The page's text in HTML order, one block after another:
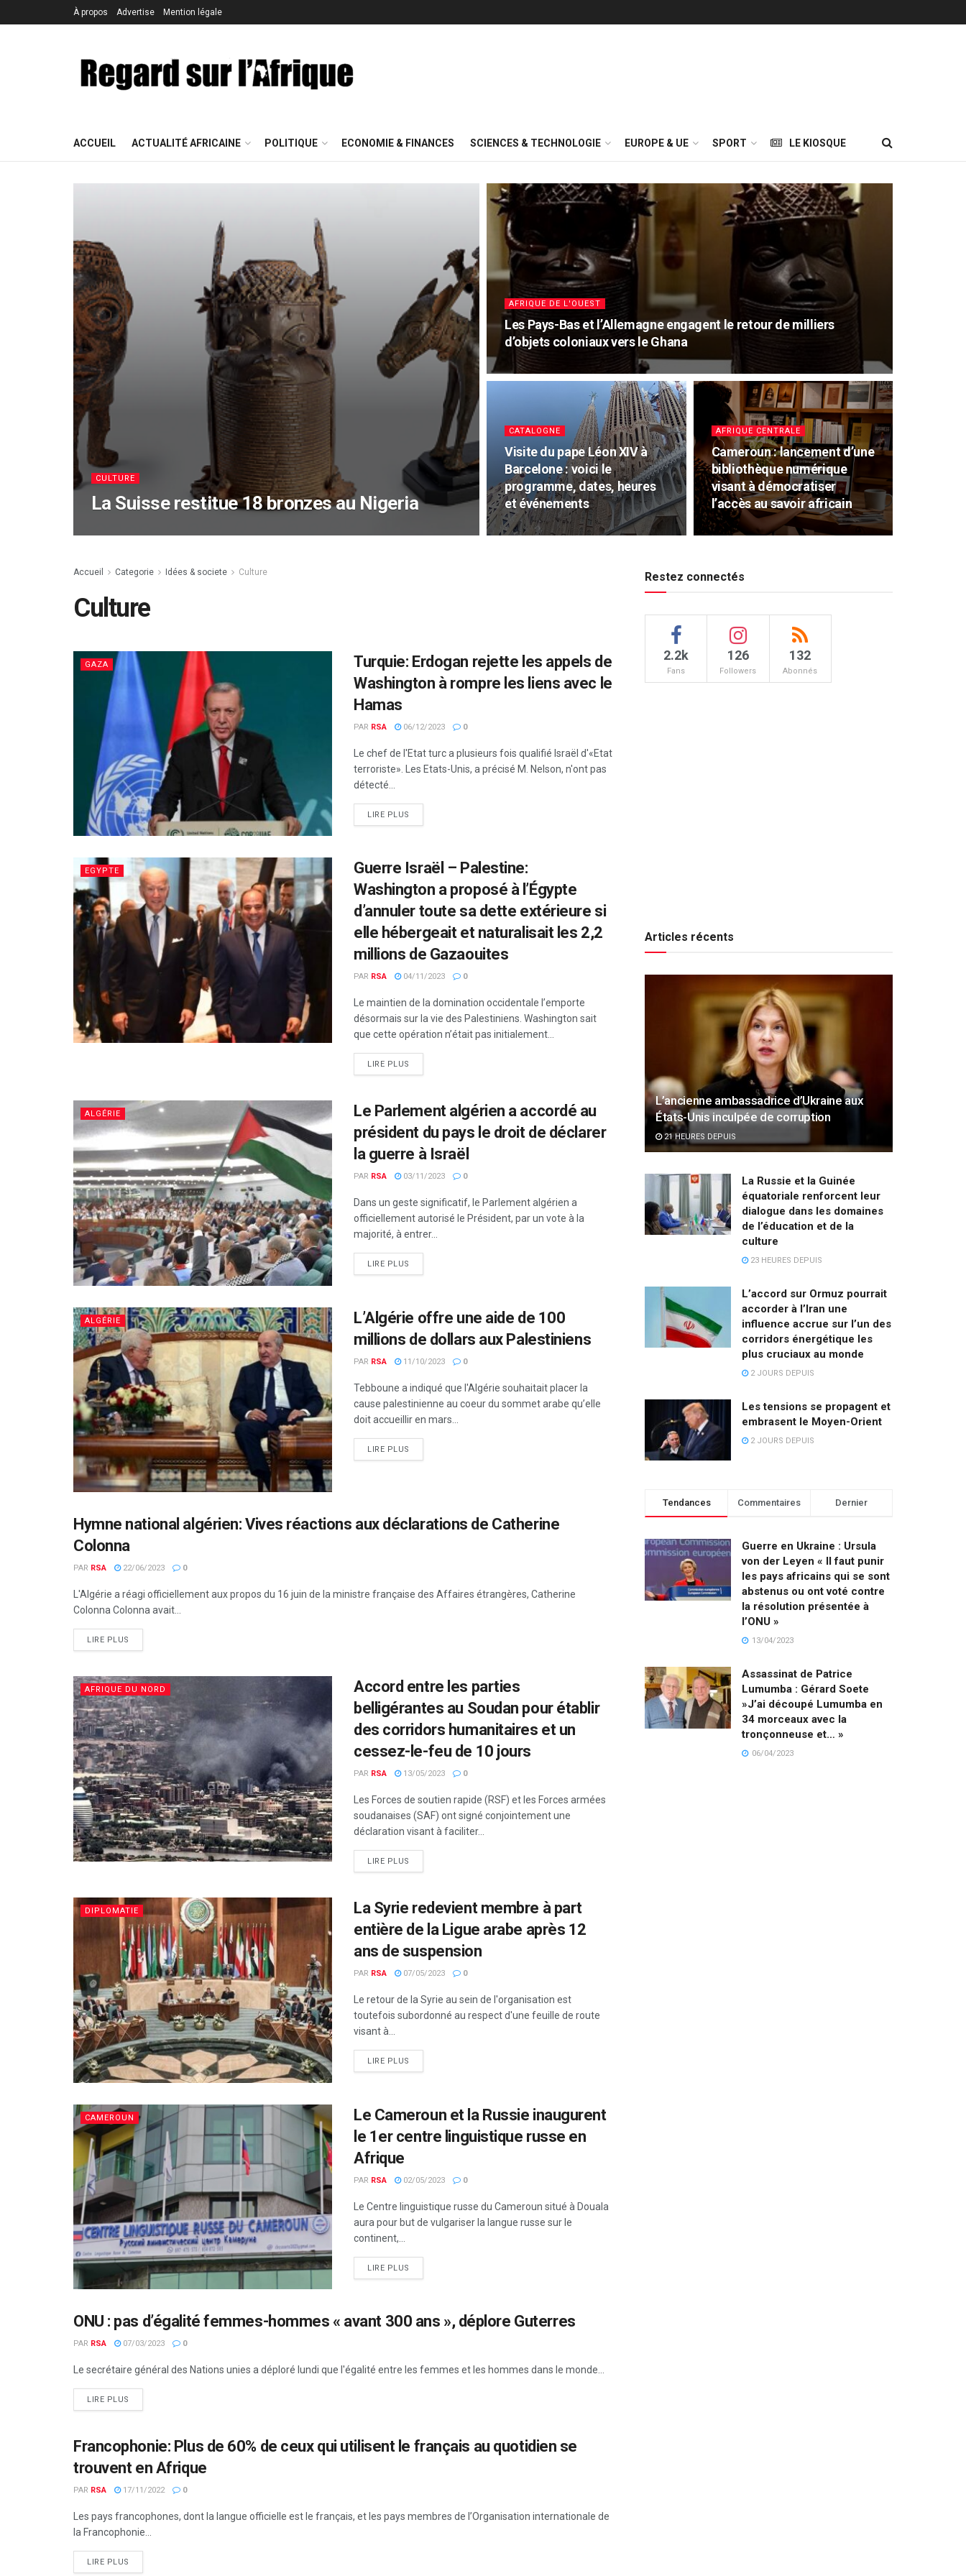
À propos Advertise Mention légale
ACCUEIL ACTUALITÉ AFRICAINE POLITIQUE ECONOMIE & FINANCES SCIENCES & TECHNOLOGIE EUROPE & UE SPORT LE KIOSQUE
CULTURE
La Suisse restitue 18 bronzes au Nigeria
AFRIQUE DE L'OUEST
Les Pays-Bas et l’Allemagne engagent le retour de milliers
d’objets coloniaux vers le Ghana
CATALOGNE
Visite du pape Léon XIV à
Barcelone : voici le
programme, dates, heures
et événements
AFRIQUE CENTRALE
Cameroun : lancement d’une
bibliothèque numérique
visant à démocratiser
l’accès au savoir africain
Accueil Categorie Idées & societe Culture
Culture
GAZA
Turquie: Erdogan rejette les appels de
Washington à rompre les liens avec le
Hamas
PAR RSA 06/12/2023 0
Le chef de l'Etat turc a plusieurs fois qualifié Israël d'«Etat
terroriste». Les Etats-Unis, a précisé M. Nelson, n'ont pas
détecté...
LIRE PLUS
EGYPTE
Guerre Israël – Palestine:
Washington a proposé à l’Égypte
d’annuler toute sa dette extérieure si
elle hébergeait et naturalisait les 2,2
millions de Gazaouites
PAR RSA 04/11/2023 0
Le maintien de la domination occidentale l’emporte
désormais sur la vie des Palestiniens. Washington sait
que cette opération n’était pas initialement...
LIRE PLUS
ALGÉRIE
Le Parlement algérien a accordé au
président du pays le droit de déclarer
la guerre à Israël
PAR RSA 03/11/2023 0
Dans un geste significatif, le Parlement algérien a
officiellement autorisé le Président, par un vote à la
majorité, à entrer...
LIRE PLUS
ALGÉRIE
L’Algérie offre une aide de 100
millions de dollars aux Palestiniens
PAR RSA 11/10/2023 0
Tebboune a indiqué que l'Algérie souhaitait placer la
cause palestinienne au coeur du sommet arabe qu’elle
doit accueillir en mars...
LIRE PLUS
ALGÉRIE
Hymne national algérien: Vives réactions aux déclarations de Catherine
Colonna
PAR RSA 22/06/2023 0
L'Algérie a réagi officiellement aux propos du 16 juin de la ministre française des Affaires étrangères, Catherine
Colonna Colonna avait...
LIRE PLUS
AFRIQUE DU NORD
Accord entre les parties
belligérantes au Soudan pour établir
des corridors humanitaires et un
cessez-le-feu de 10 jours
PAR RSA 13/05/2023 0
Les Forces de soutien rapide (RSF) et les Forces armées
soudanaises (SAF) ont signé conjointement une
déclaration visant à faciliter...
LIRE PLUS
DIPLOMATIE
La Syrie redevient membre à part
entière de la Ligue arabe après 12
ans de suspension
PAR RSA 07/05/2023 0
Le retour de la Syrie au sein de l'organisation est
toutefois subordonné au respect d'une feuille de route
visant à...
LIRE PLUS
CAMEROUN
Le Cameroun et la Russie inaugurent
le 1er centre linguistique russe en
Afrique
PAR RSA 02/05/2023 0
Le Centre linguistique russe du Cameroun situé à Douala
aura pour but de vulgariser la langue russe sur le
continent,...
LIRE PLUS
CULTURE
ONU : pas d’égalité femmes-hommes « avant 300 ans », déplore Guterres
PAR RSA 07/03/2023 0
Le secrétaire général des Nations unies a déploré lundi que l'égalité entre les femmes et les hommes dans le monde...
LIRE PLUS
CULTURE
Francophonie: Plus de 60% de ceux qui utilisent le français au quotidien se
trouvent en Afrique
PAR RSA 17/11/2022 0
Les pays francophones, dont la langue officielle est le français, et les pays membres de l’Organisation internationale de
la Francophonie...
LIRE PLUS
Restez connectés
2.2k
Fans
126
Followers
132
Abonnés
Articles récents
L’ancienne ambassadrice d’Ukraine aux
États-Unis inculpée de corruption
21 HEURES DEPUIS
La Russie et la Guinée
équatoriale renforcent leur
dialogue dans les domaines
de l’éducation et de la
culture
23 HEURES DEPUIS
L’accord sur Ormuz pourrait
accorder à l’Iran une
influence accrue sur l’un des
corridors énergétique les
plus cruciaux au monde
2 JOURS DEPUIS
Les tensions se propagent et
embrasent le Moyen-Orient
2 JOURS DEPUIS
Tendances Commentaires Dernier
Guerre en Ukraine : Ursula
von der Leyen « Il faut punir
les pays africains qui se sont
abstenus ou ont voté contre
la résolution présentée à
l’ONU »
13/04/2023
Assassinat de Patrice
Lumumba : Gérard Soete
»J’ai découpé Lumumba en
34 morceaux avec la
tronçonneuse et… »
06/04/2023